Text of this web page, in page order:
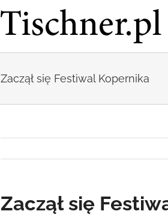
Zaczął się Festiwal Kopernika
Zaczął się